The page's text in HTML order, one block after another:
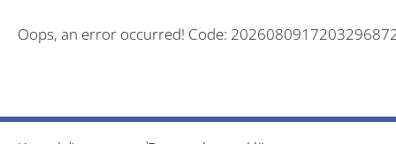
Oops, an error occurred! Code: